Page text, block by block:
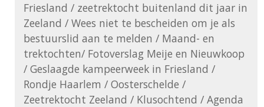
Friesland / zeetrektocht buitenland dit jaar in
Zeeland / Wees niet te bescheiden om je als
bestuurslid aan te melden / Maand- en
trektochten/ Fotoverslag Meije en Nieuwkoop
/ Geslaagde kampeerweek in Friesland /
Rondje Haarlem / Oosterschelde /
Zeetrektocht Zeeland / Klusochtend / Agenda